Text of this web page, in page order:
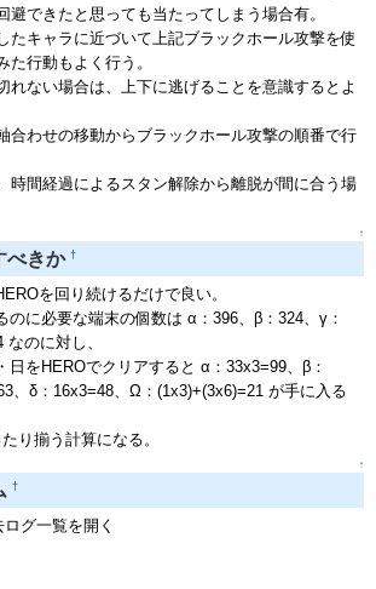
避できたと思っても当たってしまう場合有。
たキャラに近づいて上記ブラックホール攻撃を使
た行動もよく行う。
れない場合は、上下に逃げることを意識するとよ
合わせの移動からブラックホール攻撃の順番で行
時間経過によるスタン解除から離脱が間に合う場
↑
べきか †
を回り続けるだけで良い。
のに必要な端末の個数は α：396、β：324、γ：
のに対し、
日をHEROでクリアすると α：33x3=99、β：
、δ：16x3=48、Ω：(1x3)+(3x6)=21 が手に入る
り揃う計算になる。
↑
†
グ一覧を開く